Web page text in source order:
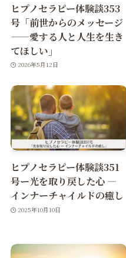
ヒプノセラピー体験談353
号「前世からのメッセージ
——愛する人と人生を生き
てほしい」
2026年5月12日
ヒプノセラピー体験談351
号ー光を取り戻した心 ―
インナーチャイルドの癒し
2025年10月10日